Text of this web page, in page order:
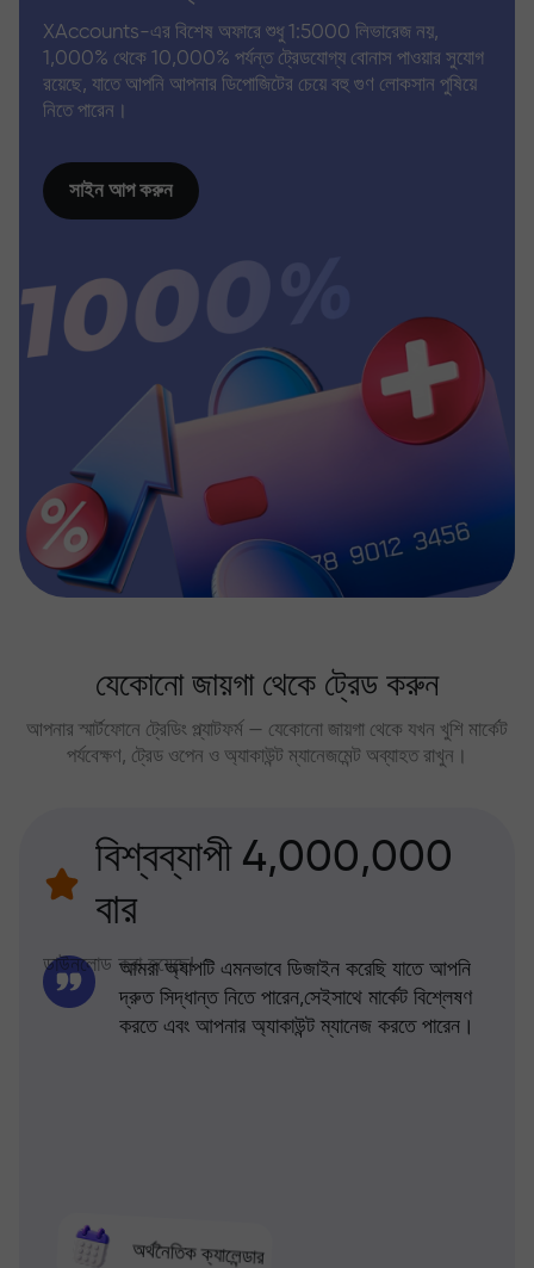
XAccounts-এর বিশেষ অফারে শুধু 1:5000 লিভারেজ নয়,
1,000% থেকে 10,000% পর্যন্ত ট্রেডযোগ্য বোনাস পাওয়ার সুযোগ
রয়েছে, যাতে আপনি আপনার ডিপোজিটের চেয়ে বহু গুণ লোকসান পুষিয়ে
নিতে পারেন।
সাইন আপ করুন
যেকোনো জায়গা থেকে ট্রেড করুন
আপনার স্মার্টফোনে ট্রেডিং প্ল্যাটফর্ম — যেকোনো জায়গা থেকে যখন খুশি মার্কেট
পর্যবেক্ষণ, ট্রেড ওপেন ও অ্যাকাউন্ট ম্যানেজমেন্ট অব্যাহত রাখুন।
বিশ্বব্যাপী 4,000,000
বার
ডাউনলোড করা হয়েছে!
অর্থনৈতিক ক্যালেন্ডার
আমরা অ্যাপটি এমনভাবে ডিজাইন করেছি যাতে আপনি
দ্রুত সিদ্ধান্ত নিতে পারেন,সেইসাথে মার্কেট বিশ্লেষণ
করতে এবং আপনার অ্যাকাউন্ট ম্যানেজ করতে পারেন।